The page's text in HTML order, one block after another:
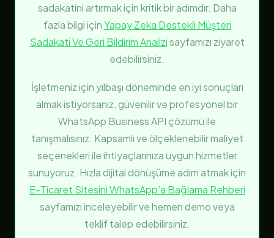
sadakatini artırmak için kritik bir adımdır. Daha
fazla bilgi içinYapay Zeka Destekli Müşteri
Sadakati Ve Geri Bildirim Analizisayfamızı ziyaret
edebilirsiniz.
İşletmeniz için yılbaşı döneminde en iyi sonuçları
almak istiyorsanız, güvenilir ve profesyonel bir
WhatsApp Business API çözümü ile
tanışmalısınız. Kapsamlı ve ölçeklenebilir maliyet
seçenekleri ile ihtiyaçlarınıza uygun hizmetler
sunuyoruz. Hızla dijital dönüşüme adım atmak için
E-Ticaret Sitesini WhatsApp’a Bağlama Rehberi
sayfamızı inceleyebilir ve hemen demo veya
teklif talep edebilirsiniz.